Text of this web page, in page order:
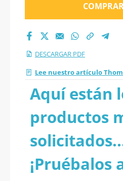
DESCARGAR PDF
Lee nuestro artículo
Aquí están
productos
¡Pruébalos